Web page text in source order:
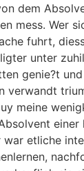
dem
mess. Wer
fuhrt,
unter
genie?t
verwandt
meine
einer
etliche